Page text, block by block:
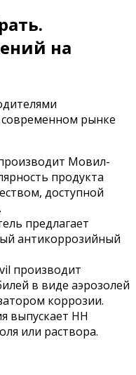
на
рынке
Мовил-
продукта
доступной
предлагает
антикоррозийный
производит
в виде аэрозолей
коррозии.
выпускает HH
или раствора.